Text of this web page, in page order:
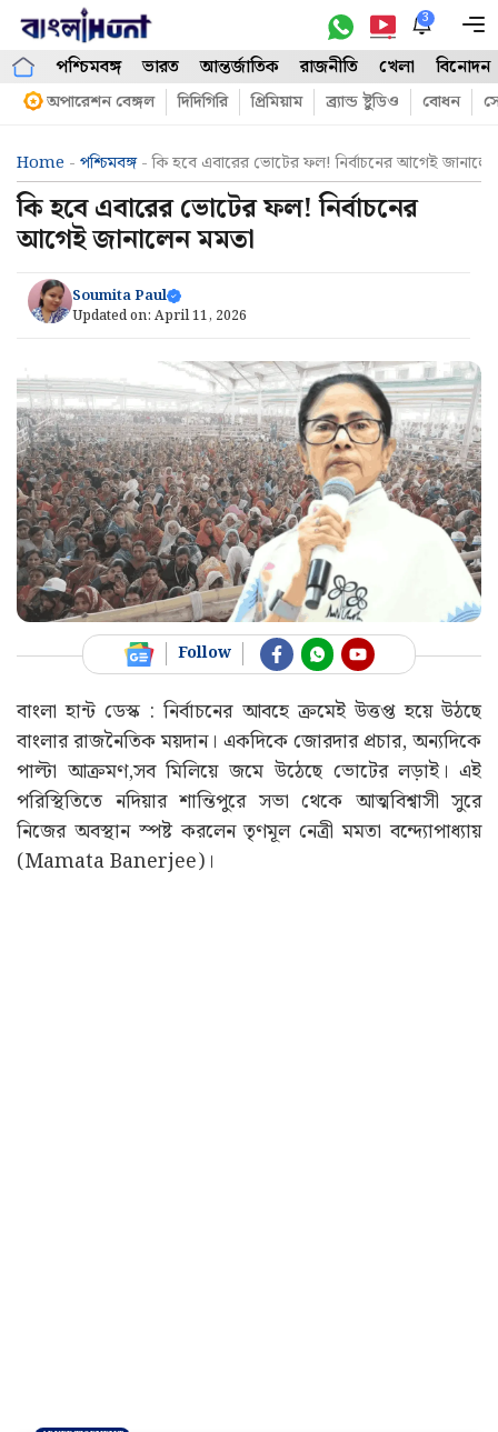
Skip
content
3
পশ্চিমবঙ্গ ভারত আন্তর্জাতিক রাজনীতি খেলা বিনোদন
অপারেশন বেঙ্গল দিদিগিরি প্রিমিয়াম ব্র্যান্ড ষ্টুডিও বোধন
Home - পশ্চিমবঙ্গ-কি হবে এবারের ভোটের ফল! নির্বাচনের আগেই
কি হবে এবারের ভোটের ফল! নির্বাচনের
আগেই জানালেন মমতা
Soumita Paul
Updated on: April 11, 2026
Follow
বাংলা হান্ট ডেস্ক : নির্বাচনের আবহে ক্রমেই উত্তপ্ত হয়ে উঠছে
বাংলার রাজনৈতিক ময়দান। একদিকে জোরদার প্রচার, অন্যদিকে
পাল্টা আক্রমণ,সব মিলিয়ে জমে উঠেছে ভোটের লড়াই। এই
পরিস্থিতিতে নদিয়ার শান্তিপুরে সভা থেকে আত্মবিশ্বাসী সুরে
নিজের অবস্থান স্পষ্ট করলেন তৃণমূল নেত্রী মমতা বন্দ্যোপাধ্যায়
(Mamata Banerjee)।